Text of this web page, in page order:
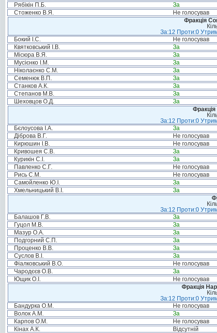
Рябікін П.Б.
За
Стоженко В.Я.
Не голосував
Фракція
За:12 Проти:0
Бокий І.С.
Не голосував
Квятковський І.В.
За
Місюра В.Я.
За
Мусієнко І.М.
За
Ніколаєнко С.М.
За
Семенюк В.П.
За
Станков А.К.
За
Степанов М.В.
За
Шеховцов О.Д.
За
Фракція
За:12 Проти:0
Бєлоусова І.А.
За
Діброва В.Г.
Не голосував
Кирюшин І.В.
Не голосував
Кривошея С.В.
За
Курикін С.І.
За
Павленко С.Г.
Не голосував
Рись С.М.
Не голосував
Самойленко Ю.І.
За
Хмельницький В.І.
За
За:12 Проти:0
Балашов Г.В.
За
Гуцол М.В.
За
Мазур О.А.
За
Подгорний С.П.
За
Проценко В.В.
За
Суслов В.І.
За
Фіалковський В.О.
Не голосував
Чародєєв О.В.
За
Ющик О.І.
Не голосував
Фракція
За:12 Проти:0
Бандурка О.М.
Не голосував
Волок А.М.
За
Карпов О.М.
Не голосував
Кінах А.К.
Відсутній